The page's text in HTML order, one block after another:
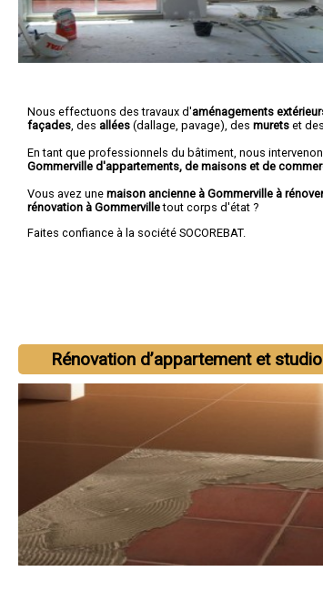
Nous effectuons des travaux d'aménagements
façades , des allées (dallage, pavage), des murets et des
En tant que professionnels du bâtiment, nous
Gommerville d'appartements, de maisons et de
Vous avez une maison ancienne à Gommerville à rénover
rénovation à Gommervilletout corps d'état ?
Faites confiance à la société SOCOREBAT.
Rénovation d’appartement et